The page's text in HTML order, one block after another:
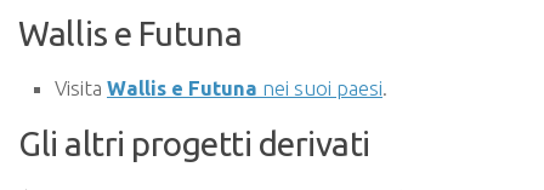
Wallis e Futuna
Visita Wallis e Futuna nei suoi paesi.
Gli altri progetti derivati